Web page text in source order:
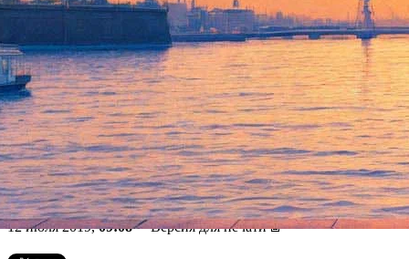
Куда пойти 12-14 июля:
«Сплин» в ЦПКиО, водно-
световое шоу у
Петропавловки, Brainstorm
на крыше, «Опера — всем»
12 июля 2019,09:08 Версия для печати